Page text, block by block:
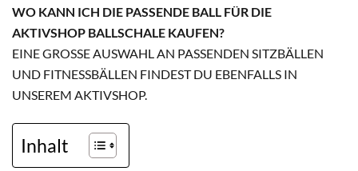
WO KANN ICH DIE PASSENDE BALL FÜR DIE
AKTIVSHOP BALLSCHALE KAUFEN?
EINE GROSSE AUSWAHL AN PASSENDEN SITZBÄLLEN U
ND FITNESSBÄLLEN FINDEST DU EBENFALLS IN U
NSEREM AKTIVSHOP.
Inhalt